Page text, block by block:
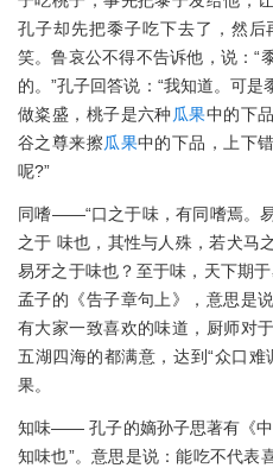
孔子却先把黍子吃下去了，然
笑。鲁哀公不得不告诉他，说：“
的。”孔子回答说：“我知道。可
做粢盛，桃子是六种瓜果中的下
谷之尊来擦瓜果中的下品，上下
呢?”
同嗜——“口之于味，有同嗜焉。
之于 味也，其性与人殊，若犬马
易牙之于味也？至于味，天下期
孟子的《告子章句上》，意思是
有大家一致喜欢的味道，厨师对
五湖四海的都满意，达到“众口
果。
知味—— 孔子的嫡孙子思著有《
知味也”。意思是说：能吃不代表